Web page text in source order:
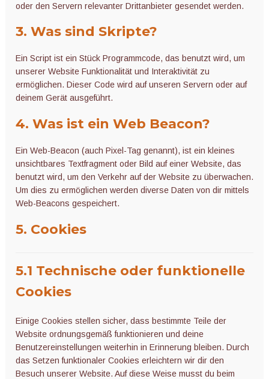
oder den Servern relevanter Drittanbieter gesendet werden.
3. Was sind Skripte?
Ein Script ist ein Stück Programmcode, das benutzt wird, um
unserer Website Funktionalität und Interaktivität zu
ermöglichen. Dieser Code wird auf unseren Servern oder auf
deinem Gerät ausgeführt.
4. Was ist ein Web Beacon?
Ein Web-Beacon (auch Pixel-Tag genannt), ist ein kleines
unsichtbares Textfragment oder Bild auf einer Website, das
benutzt wird, um den Verkehr auf der Website zu überwachen.
Um dies zu ermöglichen werden diverse Daten von dir mittels
Web-Beacons gespeichert.
5. Cookies
5.1 Technische oder funktionelle
Cookies
Einige Cookies stellen sicher, dass bestimmte Teile der
Website ordnungsgemäß funktionieren und deine
Benutzereinstellungen weiterhin in Erinnerung bleiben. Durch
das Setzen funktionaler Cookies erleichtern wir dir den
Besuch unserer Website. Auf diese Weise musst du beim